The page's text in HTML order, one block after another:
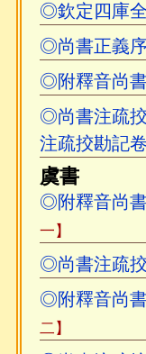
◎欽定四庫
◎尚書正義
◎附釋音尚
◎尚書注疏
注疏挍勘記
虞書
◎附釋音尚
一】
◎尚書注疏
◎附釋音尚
二】